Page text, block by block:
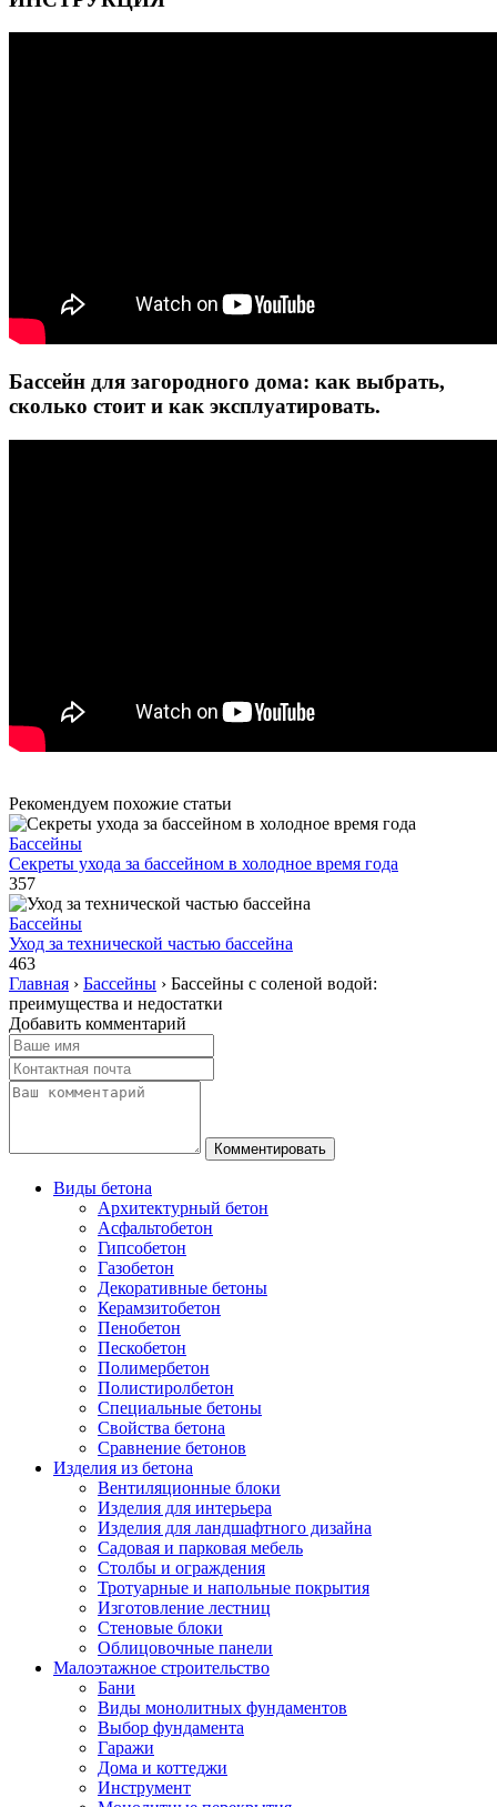
Бассейн для загородного дома: как выбрать,
сколько стоит и как эксплуатировать.
Рекомендуем похожие статьи
Бассейны
Секреты ухода за бассейном в холодное время года
357
Бассейны
Уход за технической частью бассейна
463
Главная › Бассейны › Бассейны с соленой водой:
преимущества и недостатки
Добавить комментарий
Виды бетона
Архитектурный бетон
Асфальтобетон
Гипсобетон
Газобетон
Декоративные бетоны
Керамзитобетон
Пенобетон
Пескобетон
Полимербетон
Полистиролбетон
Специальные бетоны
Свойства бетона
Сравнение бетонов
Изделия из бетона
Вентиляционные блоки
Изделия для интерьера
Изделия для ландшафтного дизайна
Садовая и парковая мебель
Столбы и ограждения
Тротуарные и напольные покрытия
Изготовление лестниц
Стеновые блоки
Облицовочные панели
Малоэтажное строительство
Бани
Виды монолитных фундаментов
Выбор фундамента
Гаражи
Дома и коттеджи
Инструмент